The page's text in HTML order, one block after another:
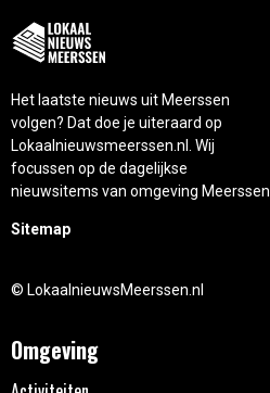
Het laatste nieuws uit Meerssen
volgen? Dat doe je uiteraard op
Lokaalnieuwsmeerssen.nl. Wij
focussen op de dagelijkse
nieuwsitems van omgeving Meerssen.
Sitemap
© LokaalnieuwsMeerssen.nl
Omgeving